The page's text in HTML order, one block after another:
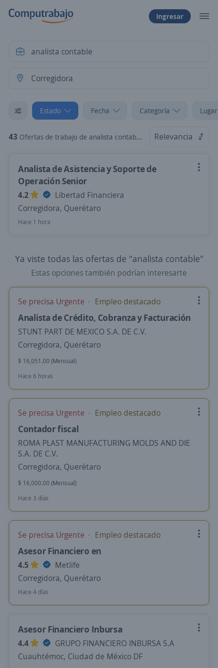
Ingresar
Estado Fecha Categoría
43 Ofertas de trabajo de analista contable en Corregidora, Querétaro Relevancia
Analista de Asistencia y Soporte de
Operación Senior
4.2
Libertad Financiera
Corregidora, Querétaro
Hace 1 hora
Ya viste todas las ofertas de "analista contable"
Estas opciones también podrían interesarte
Se precisa Urgente Empleo destacado
Analista de Crédito, Cobranza y Facturación
STUNT PART DE MEXICO S.A. DE C.V.
Corregidora, Querétaro
$ 16,051.00 (Mensual)
Hace 6 horas
Se precisa Urgente Empleo destacado
Contador fiscal
ROMA PLAST MANUFACTURING MOLDS AND DIE
S.A. DE C.V.
Corregidora, Querétaro
$ 16,000.00 (Mensual)
Hace 3 días
Se precisa Urgente Empleo destacado
Asesor Financiero en
4.5
Metlife
Corregidora, Querétaro
Hace 4 días
Asesor Financiero Inbursa
4.4
GRUPO FINANCIERO INBURSA S.A
Cuauhtémoc, Ciudad de México DF